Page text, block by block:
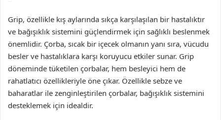
Grip, özellikle kış aylarında sıkça karşılaşılan bir hastalıktır
ve bağışıklık sistemini güçlendirmek için sağlıklı beslenmek
önemlidir. Çorba, sıcak bir içecek olmanın yanı sıra, vücudu
besler ve hastalıklara karşı koruyucu etkiler sunar. Grip
döneminde tüketilen çorbalar, hem besleyici hem de
rahatlatıcı özellikleriyle öne çıkar. Özellikle sebze ve
baharatlar ile zenginleştirilen çorbalar, bağışıklık sistemini
desteklemek için idealdir.